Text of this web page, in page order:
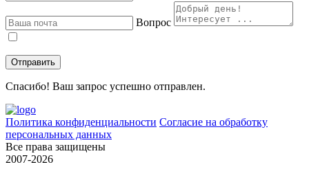
Вопрос
Спасибо! Ваш запрос успешно отправлен.
Политика конфиденциальности Согласие на обработку
персональных данных
Все права защищены
2007-2026